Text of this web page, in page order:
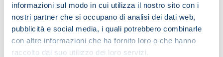
informazioni sul modo in cui utilizza il nostro sito con i
nostri partner che si occupano di analisi dei dati web,
pubblicità e social media, i quali potrebbero combinarle
con altre informazioni che ha fornito loro o che hanno
raccolto dal suo utilizzo dei loro servizi.